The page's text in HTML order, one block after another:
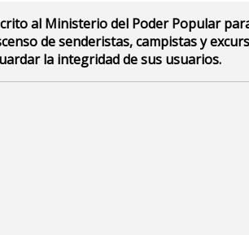
al Ministerio del Poder Popular
de senderistas, campistas y
la integridad de sus usuarios.